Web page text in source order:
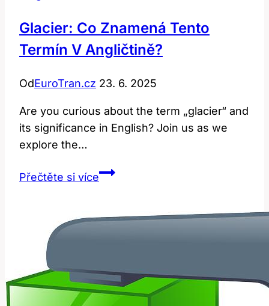
Glacier: Co Znamená Tento
Termín V Angličtině?
OdEuroTran.cz 23. 6. 2025
Are you curious about the term „glacier“ and
its significance in English? Join us as we
explore the…
Přečtěte si víceGlacier:
Tento
Angličtině?